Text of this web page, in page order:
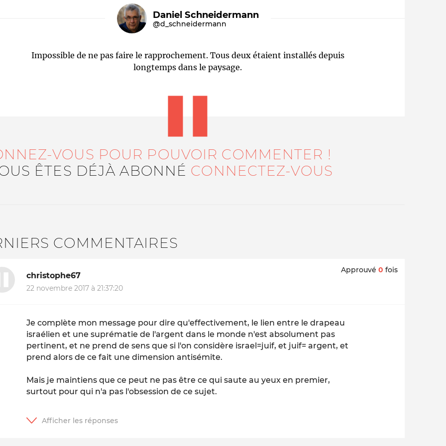
Daniel Schneidermann
@d_schneidermann
Impossible de ne pas faire le rapprochement. Tous deux étaient installés depuis
longtemps dans le paysage.
VOUS POUR POUVOIR COMMENTER !
ÊTES DÉJÀ ABONNÉ CONNECTEZ-VOUS
COMMENTAIRES
christophe67
22 novembre 2017 à 21:37:20
Approuvé 0 fois
Je complète mon message pour dire qu'effectivement, le lien entre le drapeau
israélien et une suprématie de l'argent dans le monde n'est absolument pas
pertinent, et ne prend de sens que si l'on considère israel=juif, et juif= argent, et
prend alors de ce fait une dimension antisémite.
Mais je maintiens que ce peut ne pas être ce qui saute au yeux en premier,
surtout pour qui n'a pas l'obsession de ce sujet.